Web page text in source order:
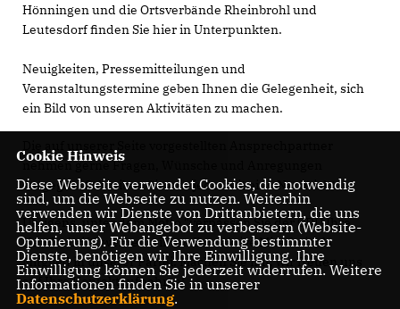
Hönningen und die Ortsverbände Rheinbrohl und
Leutesdorf finden Sie hier in Unterpunkten.
Neuigkeiten, Pressemitteilungen und
Veranstaltungstermine geben Ihnen die Gelegenheit, sich
ein Bild von unseren Aktivitäten zu machen.
nehmen gerne Fragen, Wünsche und Anregungen
entgegen. Schreiben Sie uns jederzeit eine Nachricht.
Übrigens, unter dem Motto "verpassen Sie der CDU Ihre
Handschrift" werben wir um Ihre aktive Mitarbeit als
Mitglied in unserer Partei. Machen Sie mit, wir freuen uns
auf Ihre Kontaktaufnahme!
Cookie Hinweis
Diese Webseite verwendet Cookies, die notwendig
sind, um die Webseite zu nutzen. Weiterhin
verwenden wir Dienste von Drittanbietern, die uns
helfen, unser Webangebot zu verbessern (Website-
Optmierung). Für die Verwendung bestimmter
Dienste, benötigen wir Ihre Einwilligung. Ihre
Einwilligung können Sie jederzeit widerrufen. Weitere
Informationen finden Sie in unserer
Datenschutzerklärung.